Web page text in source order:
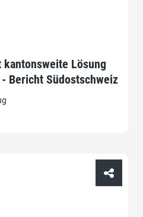
Lösung
Bericht Südostschweiz